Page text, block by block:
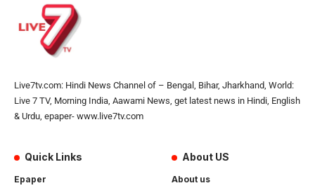
Live7tv.com: Hindi News Channel of – Bengal, Bihar, Jharkhand, World:
Live 7 TV, Morning India, Aawami News, get latest news in Hindi, English
& Urdu, epaper- www.live7tv.com
Quick Links
Epaper
About US
About us